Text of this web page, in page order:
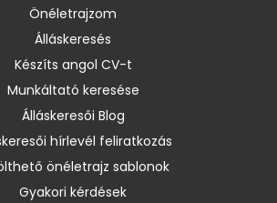
Önéletrajzom
Álláskeresés
Készíts angol CV-t
Munkáltató keresése
Álláskeresői Blog
hírlevél feliratkozás
önéletrajz sablonok
Gyakori kérdések